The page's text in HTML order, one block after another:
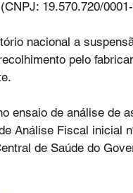
19.570.720/
nacional a
pelo
ensaio de análise de
Análise Fiscal inicial
de Saúde do